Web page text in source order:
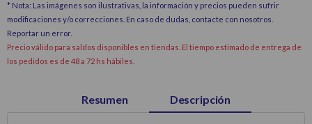
* Nota: Las imágenes son ilustrativas, la información y precios pueden sufrir
modificaciones y/o correcciones. En caso de dudas, contacte con nosotros.
Reportar un error.
Precio válido para saldos disponibles en tiendas. El tiempo estimado de entrega de
los pedidos es de 48 a 72 hs hábiles.
Resumen Descripción